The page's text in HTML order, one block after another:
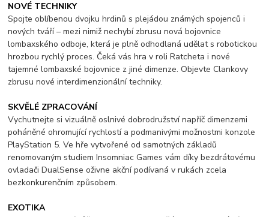
NOVÉ TECHNIKY
Spojte oblíbenou dvojku hrdinů s plejádou známých spojenců i
nových tváří – mezi nimiž nechybí zbrusu nová bojovnice
lombaxského odboje, která je plně odhodlaná udělat s robotickou
hrozbou rychlý proces. Čeká vás hra v roli Ratcheta i nové
tajemné lombaxské bojovnice z jiné dimenze. Objevte Clankovy
zbrusu nové interdimenzionální techniky.
SKVĚLÉ ZPRACOVÁNÍ
Vychutnejte si vizuálně oslnivé dobrodružství napříč dimenzemi
poháněné ohromující rychlostí a podmanivými možnostmi konzole
PlayStation 5. Ve hře vytvořené od samotných základů
renomovaným studiem Insomniac Games vám díky bezdrátovému
ovladači DualSense oživne akční podívaná v rukách zcela
bezkonkurenčním způsobem.
EXOTIKA